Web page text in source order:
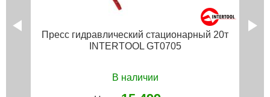
Пресс гидравлический стационарный 20т
INTERTOOL GT0705
В наличии